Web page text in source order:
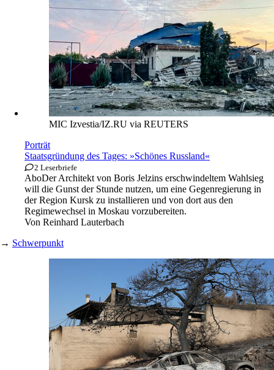
MIC Izvestia/IZ.RU via REUTERS
Porträt
Staatsgründung des Tages: »Schönes Russland«
2 Leserbriefe
AboDer Architekt von Boris Jelzins erschwindeltem Wahlsieg
will die Gunst der Stunde nutzen, um eine Gegenregierung in
der Region Kursk zu installieren und von dort aus den
Regimewechsel in Moskau vorzubereiten.
Von Reinhard Lauterbach
→ Schwerpunkt